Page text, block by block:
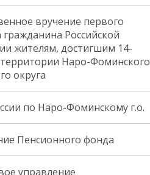
вручение первого
гражданина Российской
жителям, достигшим 14-
Наро-Фоминского
округа
по Наро-Фоминскому г.о.
Пенсионного фонда
управление